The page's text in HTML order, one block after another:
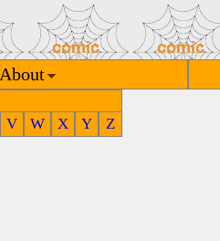
About
V W X Y Z